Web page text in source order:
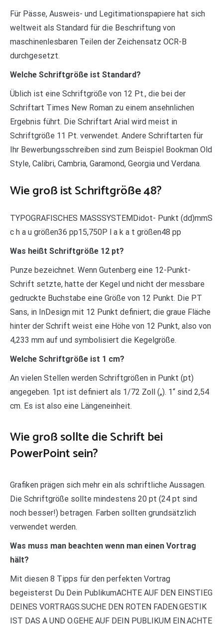
Für Pässe, Ausweis- und Legitimationspapiere hat sich
weltweit als Standard für die Beschriftung von
maschinenlesbaren Teilen der Zeichensatz OCR-B
durchgesetzt.
Welche Schriftgröße ist Standard?
Üblich ist eine Schriftgröße von 12 Pt., die bei der
Schriftart Times New Roman zu einem ansehnlichen
Ergebnis führt. Die Schriftart Arial wird meist in
Schriftgröße 11 Pt. verwendet. Andere Schriftarten für
Ihr Bewerbungsschreiben sind zum Beispiel Bookman Old
Style, Calibri, Cambria, Garamond, Georgia und Verdana.
Wie groß ist Schriftgröße 48?
TYPOGRAFISCHES MASSSYSTEMDidot- Punkt (dd)mmS
c h a u größen36 pp15,750P l a k a t größen48 pp
Was heißt Schriftgröße 12 pt?
Punze bezeichnet. Wenn Gutenberg eine 12-Punkt-
Schrift setzte, hatte der Kegel und nicht der messbare
gedruckte Buchstabe eine Größe von 12 Punkt. Die PT
Sans, in InDesign mit 12 Punkt definiert; die graue Fläche
hinter der Schrift weist eine Höhe von 12 Punkt, also von
4,233 mm auf und symbolisiert die Kegelgröße.
Welche Schriftgröße ist 1 cm?
An vielen Stellen werden Schriftgrößen in Punkt (pt)
angegeben. 1pt ist definiert als 1/72 Zoll („). 1“ sind 2,54
cm. Es ist also eine Längeneinheit.
Wie groß sollte die Schrift bei
PowerPoint sein?
Grafiken prägen sich mehr ein als schriftliche Aussagen.
Die Schriftgröße sollte mindestens 20 pt (24 pt sind
noch besser!) betragen. Farben sollten grundsätzlich
verwendet werden.
Was muss man beachten wenn man einen Vortrag
hält?
Mit diesen 8 Tipps für den perfekten Vortrag
begeisterst Du Dein PublikumACHTE AUF DEN EINSTIEG
DEINES VORTRAGS.SUCHE DEN ROTEN FADEN.GESTIK
IST DAS A UND O.GEHE AUF DEIN PUBLIKUM EIN.ACHTE